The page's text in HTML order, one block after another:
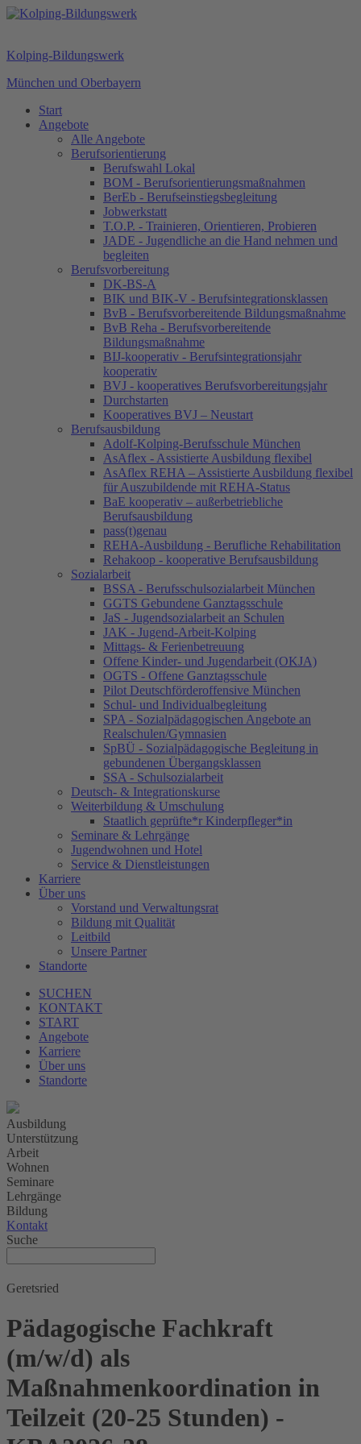
Kolping-Bildungswerk
München und Oberbayern
Start
Angebote
Alle Angebote
Berufsorientierung
Berufswahl Lokal
BOM - Berufsorientierungsmaßnahmen
BerEb - Berufseinstiegsbegleitung
Jobwerkstatt
T.O.P. - Trainieren, Orientieren, Probieren
JADE - Jugendliche an die Hand nehmen und
begleiten
Berufsvorbereitung
DK-BS-A
BIK und BIK-V - Berufsintegrationsklassen
BvB - Berufsvorbereitende Bildungsmaßnahme
BvB Reha - Berufsvorbereitende
Bildungsmaßnahme
BIJ-kooperativ - Berufsintegrationsjahr
kooperativ
BVJ - kooperatives Berufsvorbereitungsjahr
Durchstarten
Kooperatives BVJ – Neustart
Berufsausbildung
Adolf-Kolping-Berufsschule München
AsAflex - Assistierte Ausbildung flexibel
AsAflex REHA – Assistierte Ausbildung flexibel
für Auszubildende mit REHA-Status
BaE kooperativ – außerbetriebliche
Berufsausbildung
pass(t)genau
REHA-Ausbildung - Berufliche Rehabilitation
Rehakoop - kooperative Berufsausbildung
Sozialarbeit
BSSA - Berufsschulsozialarbeit München
GGTS Gebundene Ganztagsschule
JaS - Jugendsozialarbeit an Schulen
JAK - Jugend-Arbeit-Kolping
Mittags- & Ferienbetreuung
Offene Kinder- und Jugendarbeit (OKJA)
OGTS - Offene Ganztagsschule
Pilot Deutschförderoffensive München
Schul- und Individualbegleitung
SPA - Sozialpädagogischen Angebote an
Realschulen/Gymnasien
SpBÜ - Sozialpädagogische Begleitung in
gebundenen Übergangsklassen
SSA - Schulsozialarbeit
Deutsch- & Integrationskurse
Weiterbildung & Umschulung
Staatlich geprüfte*r Kinderpfleger*in
Seminare & Lehrgänge
Jugendwohnen und Hotel
Service & Dienstleistungen
Karriere
Über uns
Vorstand und Verwaltungsrat
Bildung mit Qualität
Leitbild
Unsere Partner
Standorte
SUCHEN
KONTAKT
START
Angebote
Karriere
Über uns
Standorte
Ausbildung
Unterstützung
Arbeit
Wohnen
Seminare
Lehrgänge
Bildung
Kontakt
Suche
Geretsried
Pädagogische Fachkraft
(m/w/d) als
Maßnahmenkoordination in
Teilzeit (20-25 Stunden) -